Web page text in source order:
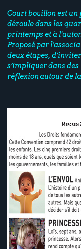
Court bouillon est
déroule dans les
printemps et à
Proposé par
deux étapes,
s’impliquer dans
réflexion autour de l